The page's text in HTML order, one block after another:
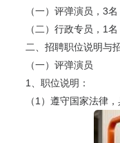
（一）评弹演员，3名
（二）行政专员，1名
二、招聘职位说明与
（一）评弹演员
1、职位说明：
（1）遵守国家法律，